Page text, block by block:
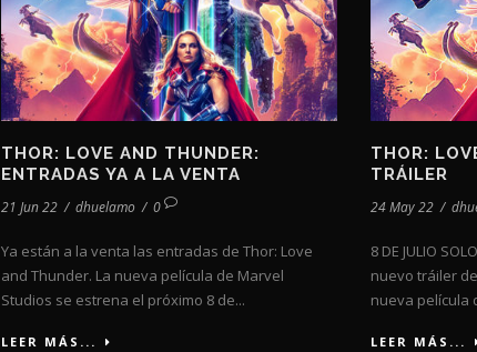
THOR: LOVE AND THUNDER:
ENTRADAS YA A LA VENTA
21 Jun 22 / dhuelamo / 0
Ya están a la venta las entradas de Thor: Love
and Thunder. La nueva película de Marvel
Studios se estrena el próximo 8 de...
LEER MÁS...
THOR:
TRÁILER
24 May 22 /
8 DE JULIO
nuevo tráiler
nueva película
LEER MÁS...